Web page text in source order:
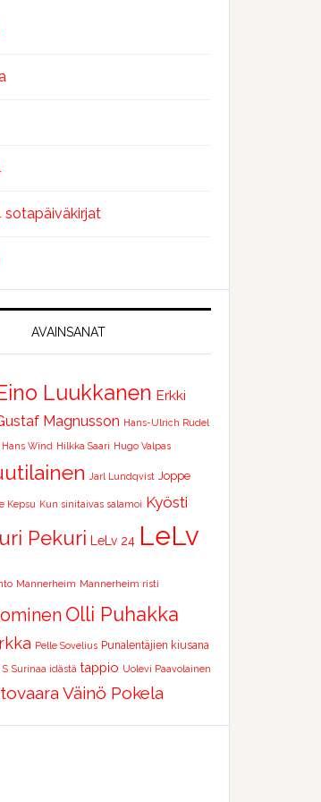
sotapäiväkirjat
AVAINSANAT
Luukkanen Erkki
Magnusson Hans-Ulrich Rudel
Hans Wind Hilkka Saari Hugo Valpas
Jarl Lundqvist Joppe
Kepsu Kun sinitaivas salamoi Kyösti
Pekuri LeLv 24 LeLv
Mannerheim Mannerheim risti
Olli Puhakka
Pelle Sovelius Punalentäjien kiusana
S Surinaa idästä tappio Uolevi Paavolainen
Väinö Pokela